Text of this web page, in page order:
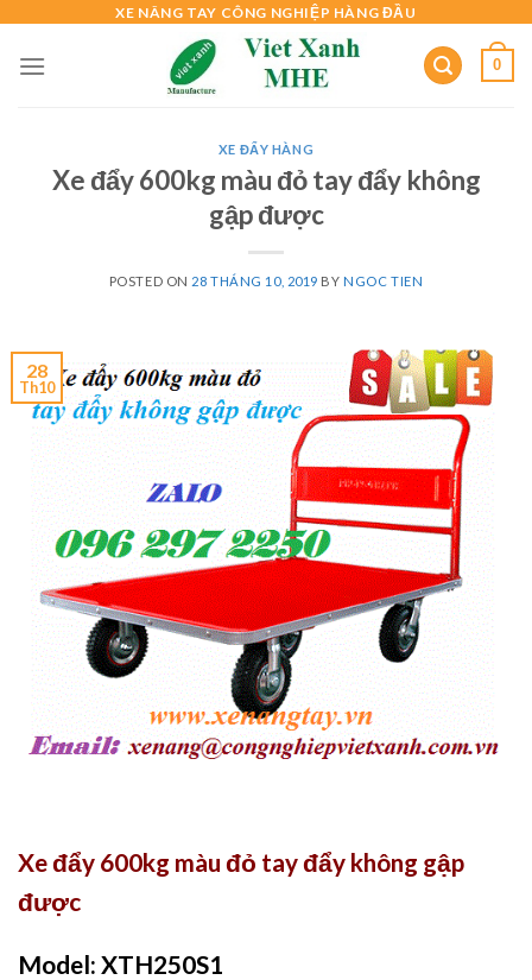
content
XE NÂNG TAY CÔNG NGHIỆP HÀNG ĐẦU
0
XE ĐẨY HÀNG
Xe đẩy 600kg màu đỏ tay đẩy không
gập được
POSTED ON 28 THÁNG 10, 2019 BYNGOC TIEN
28
Th10
Xe đẩy 600kg màu đỏ tay đẩy không gập
được
Model: XTH250S1